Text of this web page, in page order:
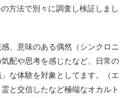
方法で別々に調査し検証しまし
、意味のある偶然（シンクロニ
配や思考を感じたなど、日常の
な体験を対象としてます。（エ
と交信したなど極端なオカルト